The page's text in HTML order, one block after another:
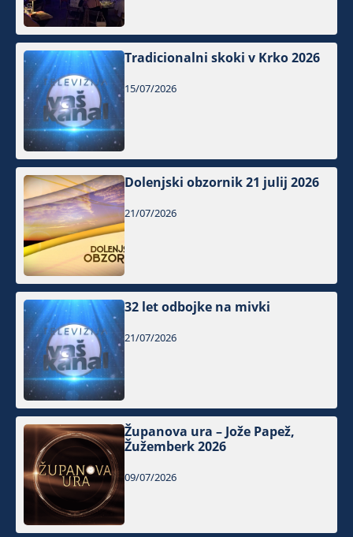
Tradicionalni skoki v Krko 2026
15/07/2026
Dolenjski obzornik 21 julij 2026
21/07/2026
32 let odbojke na mivki
21/07/2026
Županova ura – Jože Papež,
Žužemberk 2026
09/07/2026